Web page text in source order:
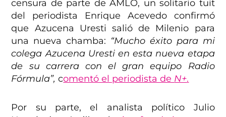
censura de parte de AMLO, un solitario tuit
del periodista Enrique Acevedo confirmó
que Azucena Uresti salió de Milenio para
una nueva chamba: “Mucho éxito para mi
colega Azucena Uresti en esta nueva etapa
de su carrera con el gran equipo Radio
Fórmula”, comentó el periodista de N+.
Por su parte, el analista político Julio